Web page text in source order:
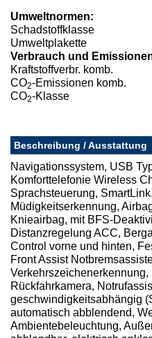
Umweltnormen:
Schadstoffklasse
Umweltplakette
Verbrauch und
Kraftstoffverbr. komb.
CO2-Emissionen komb.
CO2-Klasse
Beschreibung / Ausstattung
Navigationssystem, USB
Komforttelefonie Wireless
Sprachsteuerung,
Müdigkeitserkennung,
Knieairbag, mit BFS-
Distanzregelung ACC,
Control vorne und hinten,
Front Assist
Verkehrszeichenerkennung,
Rückfahrkamera,
geschwindigkeitsabhängig
automatisch abblendend,
Ambientebeleuchtung,